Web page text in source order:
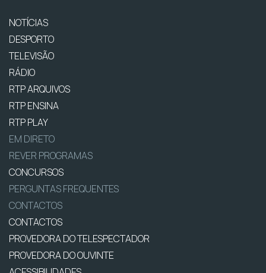
NOTÍCIAS
DESPORTO
TELEVISÃO
RÁDIO
RTP ARQUIVOS
RTP ENSINA
RTP PLAY
EM DIRETO
REVER PROGRAMAS
CONCURSOS
PERGUNTAS FREQUENTES
CONTACTOS
CONTACTOS
PROVEDORA DO TELESPECTADOR
PROVEDORA DO OUVINTE